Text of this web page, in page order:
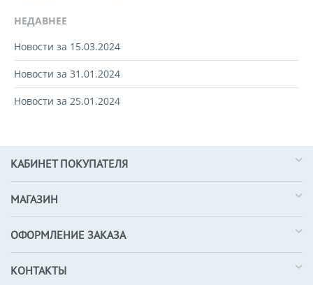
НЕДАВНЕЕ
Новости за 15.03.2024
Новости за 31.01.2024
Новости за 25.01.2024
КАБИНЕТ ПОКУПАТЕЛЯ
МАГАЗИН
ОФОРМЛЕНИЕ ЗАКАЗА
КОНТАКТЫ